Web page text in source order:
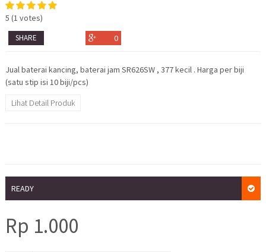
5 (1 votes)
SHARE 0
Jual baterai kancing, baterai jam SR626SW , 377 kecil . Harga per biji
(satu stip isi 10 biji/pcs)
Lihat Detail Produk
READY
Rp 1.000